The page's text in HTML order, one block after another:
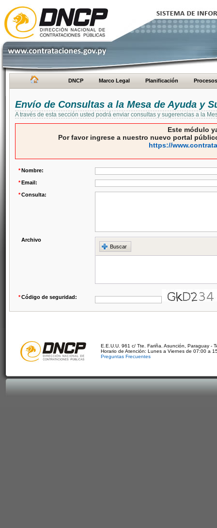
DNCP Marco Legal Planificación Procesos
Envío de Consultas a la Mesa de Ayuda y
A través de esta sección usted podrá enviar consultas y sugerencias a la
Este módulo
Por favor ingrese a nuestro nuevo portal
https://
*Nombre:
*Email:
*Consulta:
Archivo
Buscar
*Código de seguridad:
E.E.U.U. 961 c/ Tte. Fariña. Asunción, Paraguay -
Horario de Atención: Lunes a Viernes de 07:00 a
Preguntas Frecuentes